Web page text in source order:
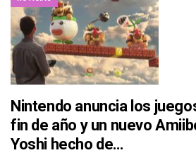
Nintendo anuncia los
fin de año y un nuevo
Yoshi hecho de…